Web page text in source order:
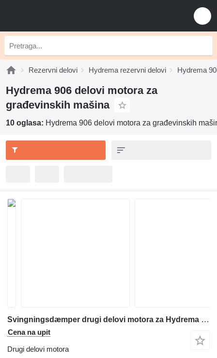
Rezervni delovi Hydrema rezervni delovi Hydrema
Hydrema 906 delovi motora za
građevinskih mašina
10 oglasa: Hydrema 906 delovi motora za građevinskih
Svingningsdæmper drugi delovi motora za Hydrema 906 bagera-utovarivača
Cena na upit
Drugi delovi motora